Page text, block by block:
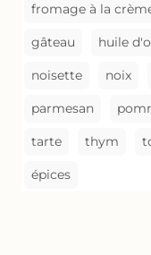
fromage à la
gâteau huile
noisette noix
parmesan
tarte thym
épices